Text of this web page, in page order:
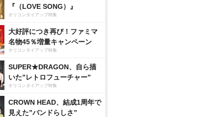
『（LOVE SONG）』
オリコンタイアップ特集
大好評につき再び！ファミマ
名物45％増量キャンペーン
オリコンタイアップ特集
SUPER★DRAGON、自ら描
いた”レトロフューチャー”
オリコンタイアップ特集
CROWN HEAD、結成1周年で
見えた”バンドらしさ”